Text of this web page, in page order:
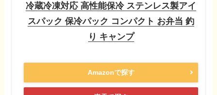
冷蔵冷凍対応 高性能保冷 ステンレス製アイ
スパック 保冷パック コンパクト お弁当 釣
り キャンプ
Amazonで探す